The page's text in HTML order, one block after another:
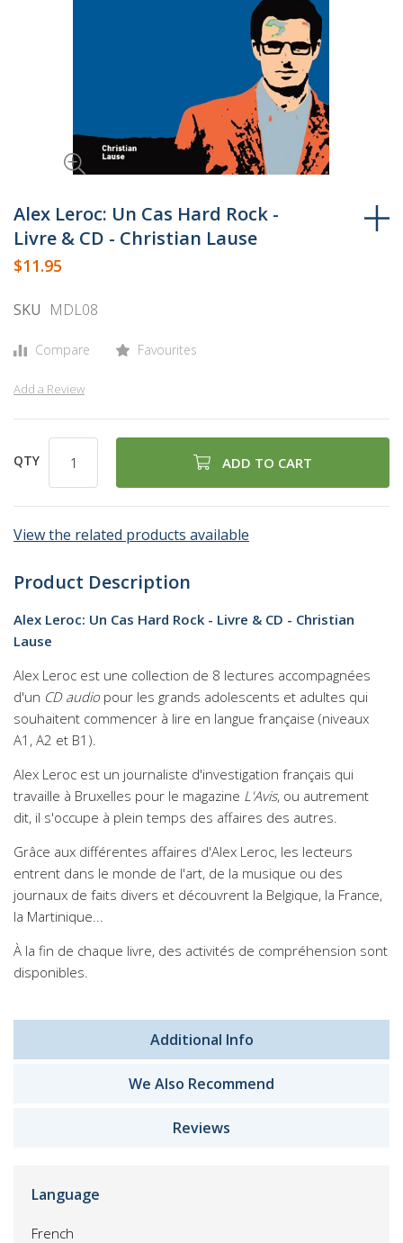
to
the
beginning
of
images
Alex Leroc: Un Cas Hard Rock -
Livre & CD - Christian Lause
$11.95
SKU MDL08
Compare Favourites
Add a Review
QTY ADD TO CART
View the related products available
Product Description
Alex Leroc: Un Cas Hard Rock - Livre & CD - Christian
Lause
Alex Leroc est une collection de 8 lectures accompagnées
d'un CD audio pour les grands adolescents et adultes qui
souhaitent commencer à lire en langue française (niveaux
A1, A2 et B1).
Alex Leroc est un journaliste d'investigation français qui
travaille à Bruxelles pour le magazine L'Avis, ou autrement
dit, il s'occupe à plein temps des affaires des autres.
Grâce aux différentes affaires d'Alex Leroc, les lecteurs
entrent dans le monde de l'art, de la musique ou des
journaux de faits divers et découvrent la Belgique, la France,
la Martinique...
À la fin de chaque livre, des activités de compréhension sont
disponibles.
Additional Info
We Also Recommend
Reviews
Language
French